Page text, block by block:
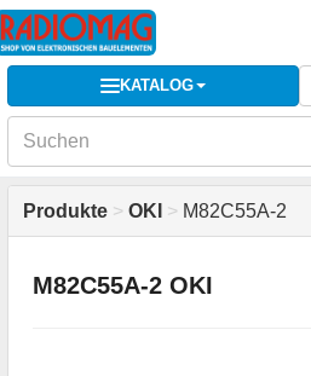
KATALOG
Produkte > OKI > M82C55A-2
M82C55A-2 OKI